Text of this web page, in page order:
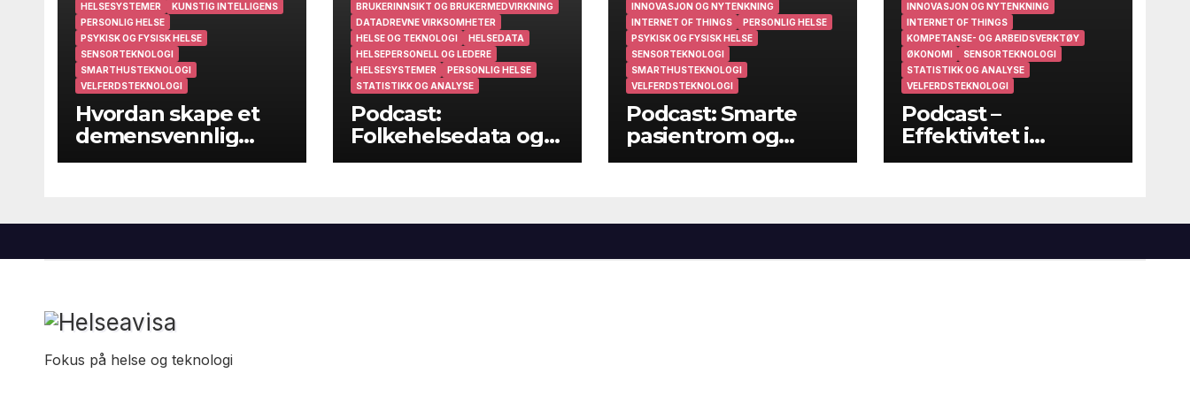
HELSESYSTEMER
KUNSTIG INTELLIGENS
PERSONLIG HELSE
PSYKISK OG FYSISK HELSE
SENSORTEKNOLOGI
SMARTHUSTEKNOLOGI
VELFERDSTEKNOLOGI
Hvordan skape et
demensvennlig
samfunn?
BRUKERINNSIKT OG BRUKERMEDVIRKNING
DATADREVNE VIRKSOMHETER
HELSE OG TEKNOLOGI
HELSEDATA
HELSEPERSONELL OG LEDERE
HELSESYSTEMER
PERSONLIG HELSE
STATISTIKK OG ANALYSE
Podcast:
Folkehelsedata og
folkehelsearbeid i
INNOVASJON OG NYTENKNING
INTERNET OF THINGS
PERSONLIG HELSE
PSYKISK OG FYSISK HELSE
SENSORTEKNOLOGI
SMARTHUSTEKNOLOGI
VELFERDSTEKNOLOGI
Podcast: Smarte
pasientrom og
smarte hjem
INNOVASJON OG NYTENKNING
INTERNET OF THINGS
KOMPETANSE- OG ARBEIDSVERKTØY
ØKONOMI
SENSORTEKNOLOGI
STATISTIKK OG ANALYSE
VELFERDSTEKNOLOGI
Podcast –
Effektivitet i
helsevesenet – På
Fokus på helse og teknologi